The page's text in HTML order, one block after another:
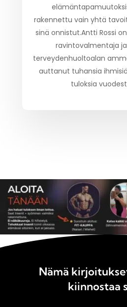
rakennettu vain yhtä
sinä onnistut.Antti Rossi
ravintovalmentaja
terveydenhuoltoalan
auttanut tuhansia
tuloksia
Nämä
kiinnostaa